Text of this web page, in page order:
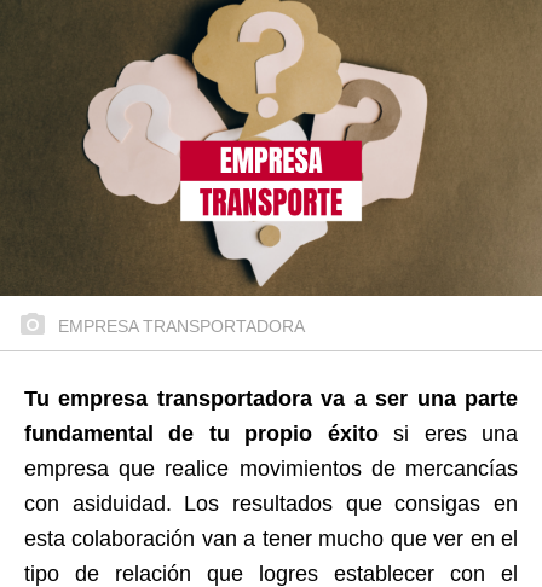
EMPRESA TRANSPORTADORA
Tu empresa transportadora va a ser una parte
fundamental de tu propio éxitosi eres una
empresa que realice movimientos de mercancías
con asiduidad. Los resultados que consigas en
esta colaboración van a tener mucho que ver en el
tipo de relación que logres establecer con el